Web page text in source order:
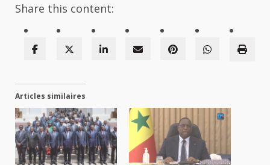
Share this content:
Articles similaires